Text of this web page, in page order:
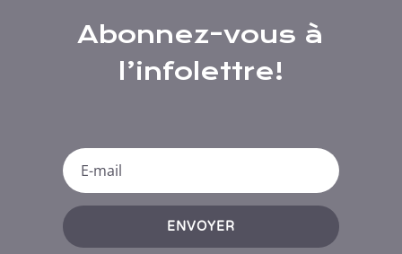
Abonnez-vous à
l’infolettre!
ENVOYER